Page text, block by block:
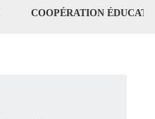
COOPÉRATION